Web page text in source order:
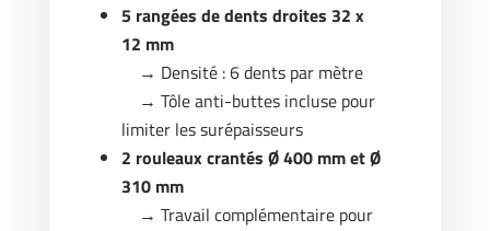
5 rangées de dents droites 32 x
12 mm
→ Densité : 6 dents par mètre
→ Tôle anti-buttes incluse pour
limiter les surépaisseurs
2 rouleaux crantés Ø 400 mm et Ø
310 mm
→ Travail complémentaire pour